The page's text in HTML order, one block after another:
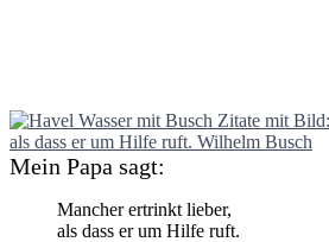
Mein Papa sagt:
Mancher ertrinkt lieber,
als dass er um Hilfe ruft.